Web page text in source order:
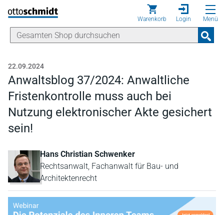
Direkt zum Inhalt
Warenkorb Login Menü
22.09.2024
Anwaltsblog 37/2024: Anwaltliche
Fristenkontrolle muss auch bei
Nutzung elektronischer Akte gesichert
sein!
Hans Christian Schwenker
Rechtsanwalt, Fachanwalt für Bau- und
Architektenrecht